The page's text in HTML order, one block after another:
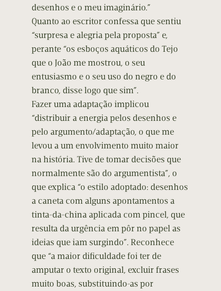
desenhos e o meu imaginário.”
Quanto ao escritor confessa que sentiu
“surpresa e alegria pela proposta” e,
perante “os esboços aquáticos do Tejo
que o João me mostrou, o seu
entusiasmo e o seu uso do negro e do
branco, disse logo que sim”.
Fazer uma adaptação implicou
“distribuir a energia pelos desenhos e
pelo argumento/adaptação, o que me
levou a um envolvimento muito maior
na história. Tive de tomar decisões que
normalmente são do argumentista”, o
que explica “o estilo adoptado: desenhos
a caneta com alguns apontamentos a
tinta-da-china aplicada com pincel, que
resulta da urgência em pôr no papel as
ideias que iam surgindo”. Reconhece
que “a maior dificuldade foi ter de
amputar o texto original, excluir frases
muito boas, substituindo-as por